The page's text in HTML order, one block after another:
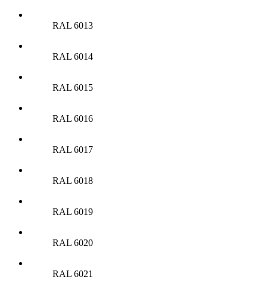
RAL 6013
RAL 6014
RAL 6015
RAL 6016
RAL 6017
RAL 6018
RAL 6019
RAL 6020
RAL 6021